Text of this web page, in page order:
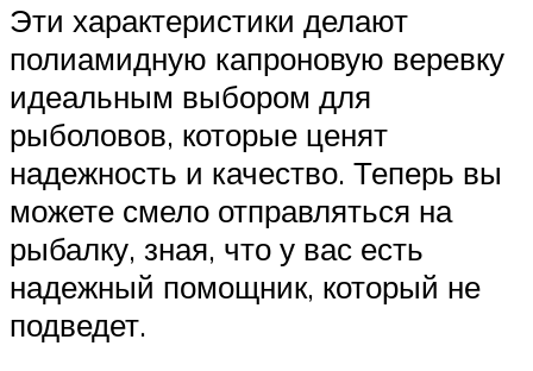
Эти характеристики делают
полиамидную капроновую веревку
идеальным выбором для
рыболовов, которые ценят
надежность и качество. Теперь вы
можете смело отправляться на
рыбалку, зная, что у вас есть
надежный помощник, который не
подведет.